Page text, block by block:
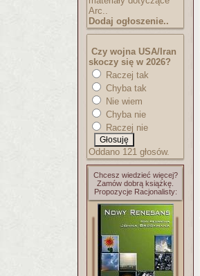
Arc..
Dodaj ogłoszenie..
Czy wojna USA/Iran
skoczy się w 2026?
Raczej tak
Chyba tak
Nie wiem
Chyba nie
Raczej nie
Oddano 121 głosów.
Chcesz wiedzieć więcej?
Zamów dobrą książkę.
Propozycje Racjonalisty: